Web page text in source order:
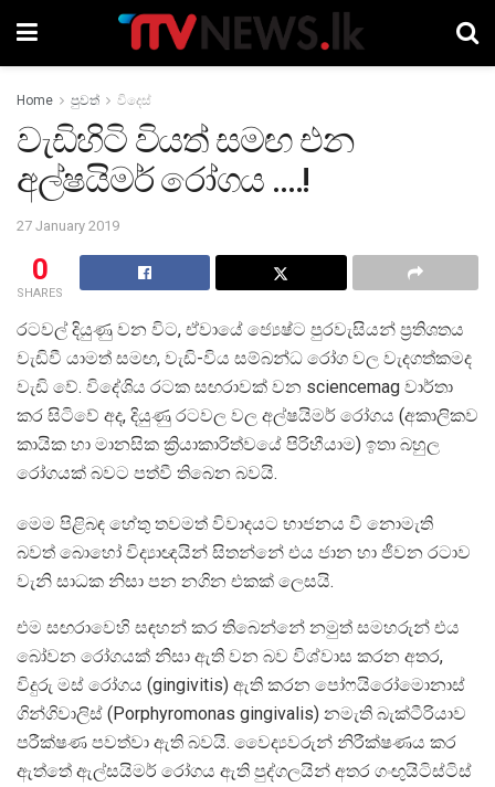
Home පුවත් විදෙස්
වැඩිහිටි වියත් සමඟ එන
අල්ෂයිමර් රෝගය ….!
27 January 2019
0
SHARES
රටවල් දියුණු වන විට, ඒවායේ ජ්‍යෙෂ්ට පුරවැසියන් ප්‍රතිශතය
වැඩිවී යාමත් සමඟ, වැඩි-විය සම්බන්ධ රෝග වල වැදගත්කමද
වැඩි වේ. විදේශිය රටක සඟරාවක් වන sciencemag වාර්තා
කර සිටිවේ අද, දියුණු රටවල වල අල්ෂයිමර් රෝගය (අකාලිකව
කායික හා මානසික ක්‍රියාකාරිත්වයේ පිරිහීයාම) ඉතා බහුල
රෝගයක් බවට පත්වී තිබෙන බවයි.
මෙම පිළිබඳ හේතු තවමත් විවාදයට භාජනය වී නොමැති
බවත් බොහෝ විද්‍යාඥයින් සිතන්නේ එය ජාන හා ජීවන රටාව
වැනි සාධක නිසා පන නගින එකක් ලෙසයි.
එම සඟරාවෙහි සඳහන් කර තිබෙන්නේ නමුත් සමහරුන් එය
බෝවන රෝගයක් නිසා ඇති වන බව විශ්වාස කරන අතර,
විදුරු මස් රෝගය (gingivitis) ඇති කරන පෝෆයිරෝමොනාස්
ගින්ගිවාලිස් (Porphyromonas gingivalis) නමැති බැක්ටීරියාව
පරීක්ෂණ පවත්වා ඇති බවයි. වෛද්‍යවරුන් නිරීක්ෂණය කර
ඇත්තේ ඇල්සයිමර් රෝගය ඇති පුද්ගලයින් අතර ගංඟුයිටිස්ටිස්